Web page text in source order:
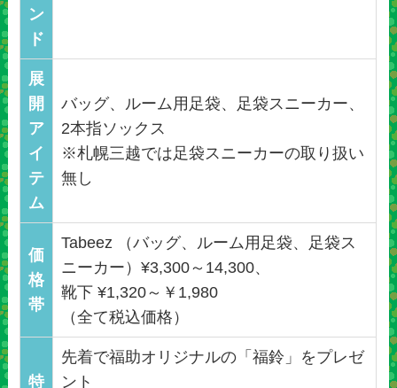
ン
ド
展
開
ア
イ
テ
ム
バッグ、ルーム用足袋、足袋スニーカー、
2本指ソックス
※札幌三越では足袋スニーカーの取り扱い
無し
価
格
帯
Tabeez （バッグ、ルーム用足袋、足袋ス
ニーカー）¥3,300～14,300、
靴下 ¥1,320～￥1,980
（全て税込価格）
特
先着で福助オリジナルの「福鈴」をプレゼ
ント